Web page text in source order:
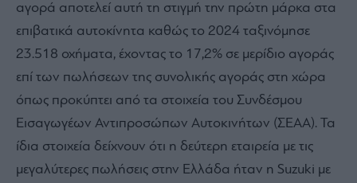
αγορά αποτελεί αυτή τη στιγμή την πρώτη μάρκα στα
επιβατικά αυτοκίνητα καθώς το 2024 ταξινόμησε
23.518 οχήματα, έχοντας το 17,2% σε μερίδιο αγοράς
επί των πωλήσεων της συνολικής αγοράς στη χώρα
όπως προκύπτει από τα στοιχεία του Συνδέσμου
Εισαγωγέων Αντιπροσώπων Αυτοκινήτων (ΣΕΑΑ). Τα
ίδια στοιχεία δείχνουν ότι η δεύτερη εταιρεία με τις
μεγαλύτερες πωλήσεις στην Ελλάδα ήταν η Suzuki με